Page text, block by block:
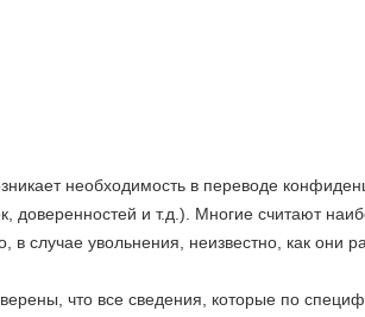
необходимость в переводе
доверенностей и т.д.). Многие считают
случае увольнения, неизвестно, как они
что все сведения, которые по